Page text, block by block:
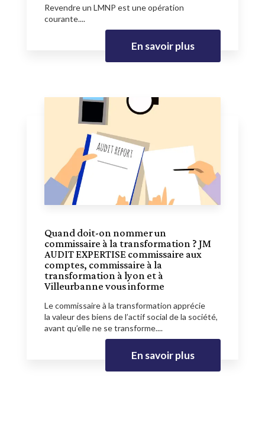
Revendre un LMNP est une opération
courante....
En savoir plus
Quand doit-on nommer un
commissaire à la transformation ? JM
AUDIT EXPERTISE commissaire aux
comptes, commissaire à la
transformation à lyon et à
Villeurbanne vous informe
Le commissaire à la transformation apprécie
la valeur des biens de l’actif social de la société,
avant qu’elle ne se transforme....
En savoir plus